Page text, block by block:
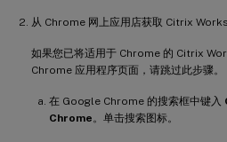
从 Chrome 网上应用店获取 Citrix
如果您已将适用于 Chrome 的 Citrix
Chrome 应用程序页面，请跳过此步骤。
在 Google Chrome 的搜索框中键入
Chrome。单击搜索图标。